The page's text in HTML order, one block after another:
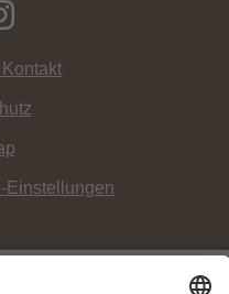
Kontakt
Einstellungen